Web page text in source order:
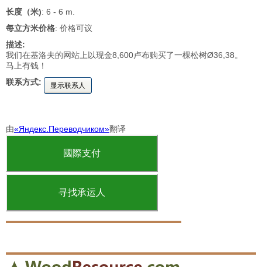
长度（米): 6 - 6 m.
每立方米价格: 价格可议
描述:
我们在基洛夫的网站上以现金8,600卢布购买了一棵松树Ø36,38。
马上有钱！
联系方式:
显示联系人
由«Яндекс.Переводчиком»翻译
國際支付
寻找承运人